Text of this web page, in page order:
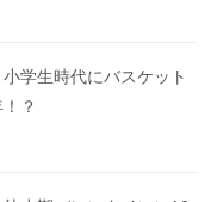
学生時代にバスケット
？